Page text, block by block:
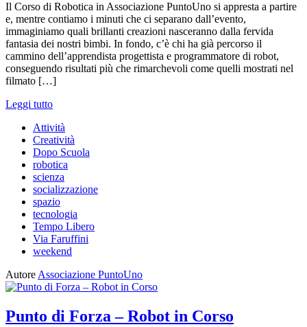
Il Corso di Robotica in Associazione PuntoUno si appresta a partire
e, mentre contiamo i minuti che ci separano dall’evento,
immaginiamo quali brillanti creazioni nasceranno dalla fervida
fantasia dei nostri bimbi. In fondo, c’è chi ha già percorso il
cammino dell’apprendista progettista e programmatore di robot,
conseguendo risultati più che rimarchevoli come quelli mostrati nel
filmato […]
Leggi tutto
Attività
Creatività
Dopo Scuola
robotica
scienza
socializzazione
spazio
tecnologia
Tempo Libero
Via Faruffini
weekend
Autore Associazione PuntoUno
Punto di Forza – Robot in Corso